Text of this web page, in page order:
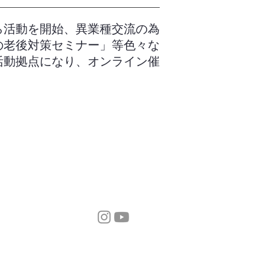
動を開始、異業種交流の為
後対策セミナー」等色々な
拠点になり、オンライン催